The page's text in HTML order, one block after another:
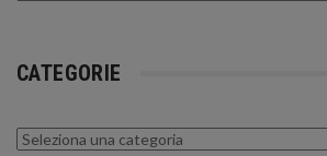
CATEGORIE
Categorie